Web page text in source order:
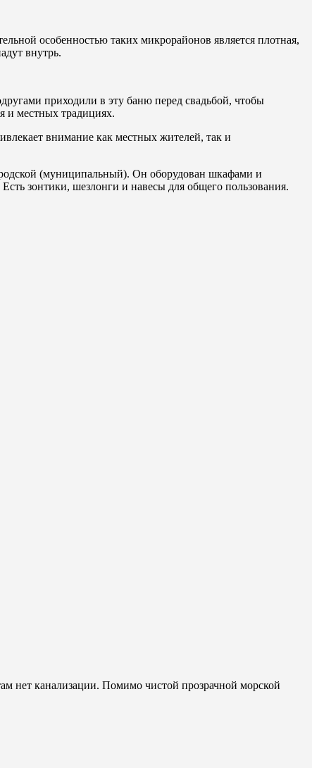
особенностью таких микрорайонов является плотная,
внутрь.
приходили в эту баню перед свадьбой, чтобы
и местных традициях.
внимание как местных жителей, так и
(муниципальный). Он оборудован шкафами и
зонтики, шезлонги и навесы для общего пользования.
нет канализации. Помимо чистой прозрачной морской